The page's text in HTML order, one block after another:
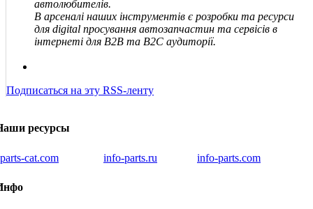
автолюбителів.
В арсеналі наших інструментів є розробки та ресурси
для digital просування автозапчастин та сервісів в
інтернеті для В2В та В2С аудиторії.
Подписаться на эту RSS-ленту
ресурсы
cat.com info-parts.ru info-parts.com